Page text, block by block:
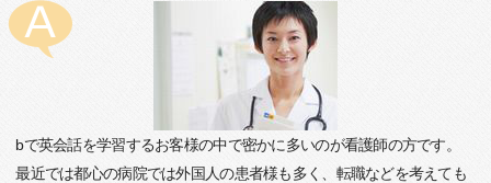
bで英会話を学習するお客様の中で密かに多いのが看護師の方です。
最近では都心の病院では外国人の患者様も多く、転職などを考えても